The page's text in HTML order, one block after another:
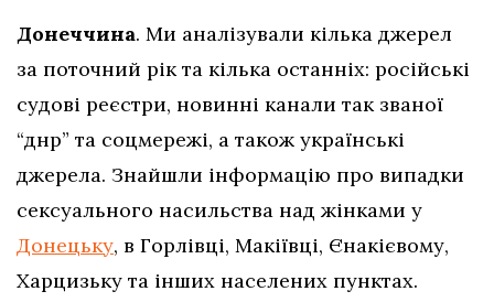
Донеччина. Ми аналізували кілька джерел
за поточний рік та кілька останніх: російські
судові реєстри, новинні канали так званої
“днр” та соцмережі, а також українські
джерела. Знайшли інформацію про випадки
сексуального насильства над жінками у
Донецьку, в Горлівці, Макіївці, Єнакієвому,
Харцизьку та інших населених пунктах.